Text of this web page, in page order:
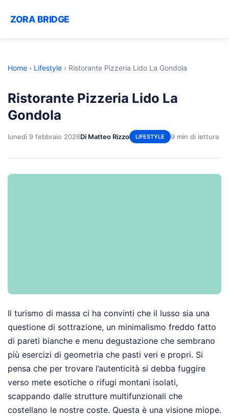
ZORA BRIDGE
Home › Lifestyle › Ristorante Pizzeria Lido La Gondola
Ristorante Pizzeria Lido La
Gondola
lunedì 9 febbraio 2026Di Matteo Rizzo LIFESTYLE 9 min di lettura
Il turismo di massa ci ha convinti che il lusso sia una
questione di sottrazione, un minimalismo freddo fatto
di pareti bianche e menu degustazione che sembrano
più esercizi di geometria che pasti veri e propri. Si
pensa che per trovare l’autenticità si debba fuggire
verso mete esotiche o rifugi montani isolati,
scappando dalle strutture multifunzionali che
costellano le nostre coste. Questa è una visione miope.